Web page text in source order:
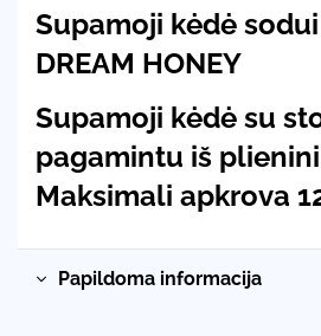
Supamoji kėdė sodui
DREAM HONEY
Supamoji kėdė su
pagamintu iš
Maksimali apkrova
Papildoma informacija